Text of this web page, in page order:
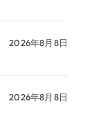
2026年8月8日
2026年8月8日